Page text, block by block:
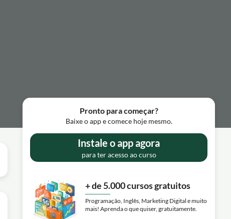
Pronto para começar?
Baixe o app e comece hoje mesmo.
Instale o app agora
para ter acesso ao curso
+ de 5.000 cursos gratuitos
Programação, Inglês, Marketing Digital e muito
mais! Aprenda o que quiser, gratuitamente.